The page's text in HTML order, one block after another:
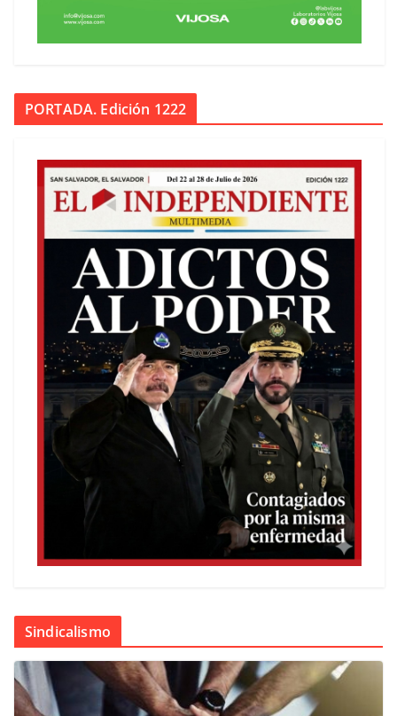
PORTADA. Edición 1222
Sindicalismo